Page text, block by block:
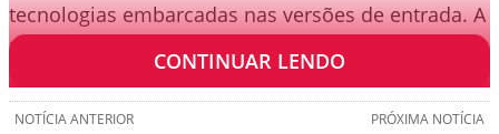
tecnologias embarcadas nas versões de entrada. A
relação custo-benefício do carro agrada.
CONTINUAR LENDO
PRÓXIMA NOTÍCIA
NOTÍCIA ANTERIOR